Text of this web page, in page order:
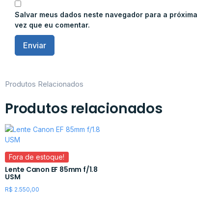
Salvar meus dados neste navegador para a próxima
vez que eu comentar.
Produtos Relacionados
Produtos relacionados
Fora de estoque!
Lente Canon EF 85mm f/1.8
USM
R$ 2.550,00